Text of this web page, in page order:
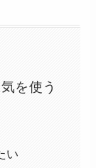
を使う
い